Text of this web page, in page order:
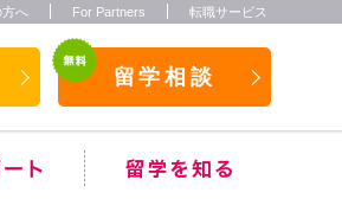
方へ For Partners 転職サービス
留学相談